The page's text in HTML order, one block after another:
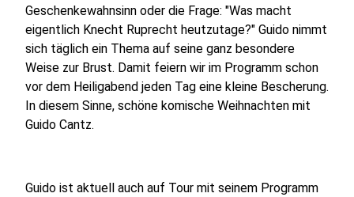
Geschenkewahnsinn oder die Frage: "Was macht
eigentlich Knecht Ruprecht heutzutage?" Guido nimmt
sich täglich ein Thema auf seine ganz besondere
Weise zur Brust. Damit feiern wir im Programm schon
vor dem Heiligabend jeden Tag eine kleine Bescherung.
In diesem Sinne, schöne komische Weihnachten mit
Guido Cantz.
Guido ist aktuell auch auf Tour mit seinem Programm